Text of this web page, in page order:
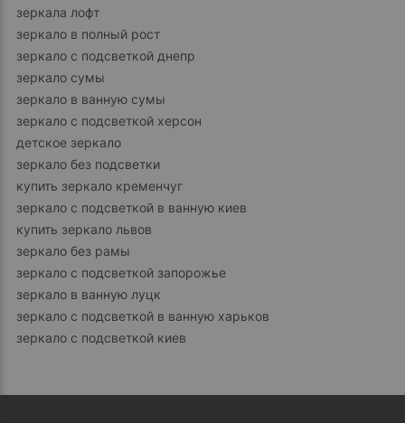
зеркала лофт
зеркало в полный рост
зеркало с подсветкой днепр
зеркало сумы
зеркало в ванную сумы
зеркало с подсветкой херсон
детское зеркало
зеркало без подсветки
купить зеркало кременчуг
зеркало с подсветкой в ванную киев
купить зеркало львов
зеркало без рамы
зеркало с подсветкой запорожье
зеркало в ванную луцк
зеркало с подсветкой в ванную харьков
зеркало с подсветкой киев